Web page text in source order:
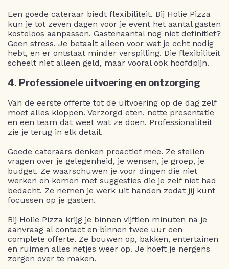
Een goede cateraar biedt flexibiliteit. Bij Holie Pizza
kun je tot zeven dagen voor je event het aantal gasten
kosteloos aanpassen. Gastenaantal nog niet definitief?
Geen stress. Je betaalt alleen voor wat je echt nodig
hebt, en er ontstaat minder verspilling. Die flexibiliteit
scheelt niet alleen geld, maar vooral ook hoofdpijn.
4. Professionele uitvoering en ontzorging
Van de eerste offerte tot de uitvoering op de dag zelf
moet alles kloppen. Verzorgd eten, nette presentatie
en een team dat weet wat ze doen. Professionaliteit
zie je terug in elk detail.
Goede cateraars denken proactief mee. Ze stellen
vragen over je gelegenheid, je wensen, je groep, je
budget. Ze waarschuwen je voor dingen die niet
werken en komen met suggesties die je zelf niet had
bedacht. Ze nemen je werk uit handen zodat jij kunt
focussen op je gasten.
Bij Holie Pizza krijg je binnen vijftien minuten na je
aanvraag al contact en binnen twee uur een
complete offerte. Ze bouwen op, bakken, entertainen
en ruimen alles netjes weer op. Je hoeft je nergens
zorgen over te maken.